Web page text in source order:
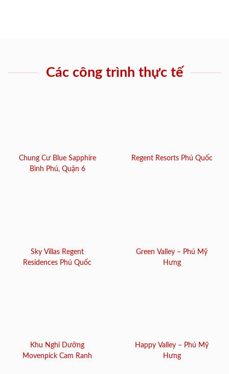
Các công trình thực tế
Chung Cư Blue Sapphire
Bình Phú, Quận 6
Regent Resorts Phú Quốc
Sky Villas Regent
Residences Phú Quốc
Green Valley – Phú Mỹ
Hưng
Khu Nghỉ Dưỡng
Movenpick Cam Ranh
Happy Valley – Phú Mỹ
Hưng